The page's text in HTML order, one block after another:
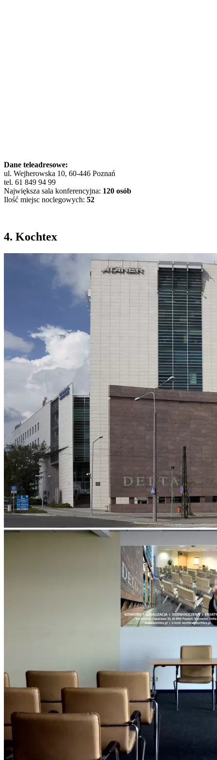
Dane teleadresowe:
ul. Wejherowska 10, 60-446 Poznań
tel. 61 849 94 99
Największa sala konferencyjna: 120 osób
Ilość miejsc noclegowych: 52
4. Kochtex